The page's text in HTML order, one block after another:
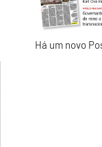
Há um novo